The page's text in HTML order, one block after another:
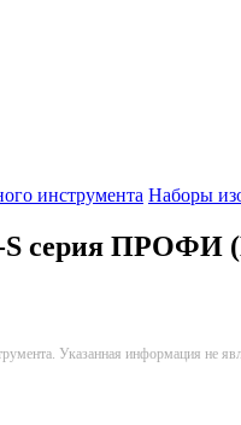
инструмента Наборы
S серия ПРОФИ
Указанная информация не